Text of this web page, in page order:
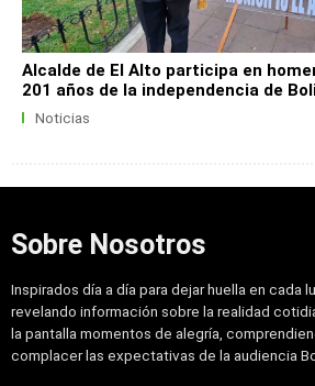
Alcalde de El Alto participa en
201 años de la independencia de
Noticias
Sobre Nosotros
Inspirados día a día para dejar huella en cada
revelando información sobre la realidad
la pantalla momentos de alegría,
complacer las expectativas de la audiencia